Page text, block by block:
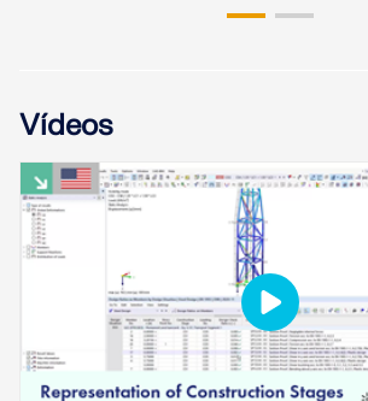
Productos anteriores
Vídeos